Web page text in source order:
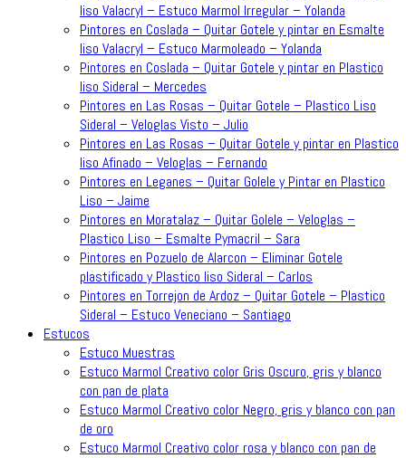
liso Valacryl – Estuco Marmol Irregular – Yolanda
Pintores en Coslada – Quitar Gotele y pintar en Esmalte
liso Valacryl – Estuco Marmoleado – Yolanda
Pintores en Coslada – Quitar Gotele y pintar en Plastico
liso Sideral – Mercedes
Pintores en Las Rosas – Quitar Gotele – Plastico Liso
Sideral – Veloglas Visto – Julio
Pintores en Las Rosas – Quitar Gotele y pintar en Plastico
liso Afinado – Veloglas – Fernando
Pintores en Leganes – Quitar Golele y Pintar en Plastico
Liso – Jaime
Pintores en Moratalaz – Quitar Golele – Veloglas –
Plastico Liso – Esmalte Pymacril – Sara
Pintores en Pozuelo de Alarcon – Eliminar Gotele
plastificado y Plastico liso Sideral – Carlos
Pintores en Torrejon de Ardoz – Quitar Gotele – Plastico
Sideral – Estuco Veneciano – Santiago
Estucos
Estuco Muestras
Estuco Marmol Creativo color Gris Oscuro, gris y blanco
con pan de plata
Estuco Marmol Creativo color Negro, gris y blanco con pan
de oro
Estuco Marmol Creativo color rosa y blanco con pan de